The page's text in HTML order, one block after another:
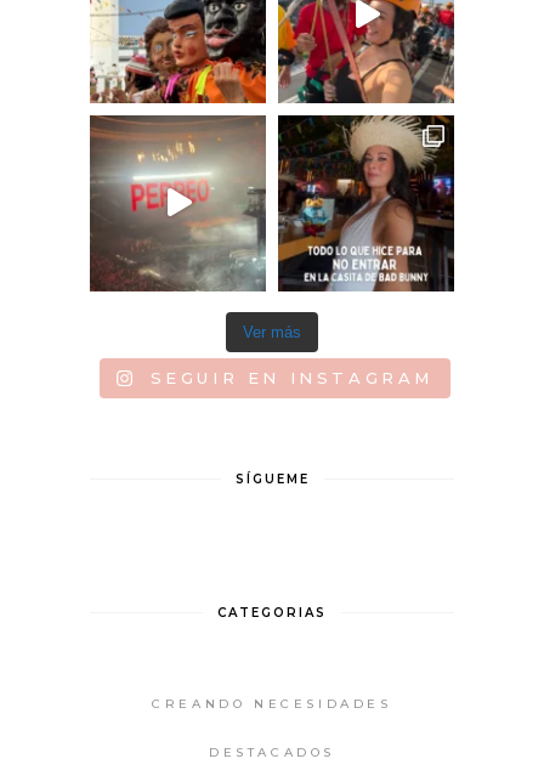
Ver más
SEGUIR EN INSTAGRAM
SÍGUEME
CATEGORIAS
CREANDO NECESIDADES
DESTACADOS